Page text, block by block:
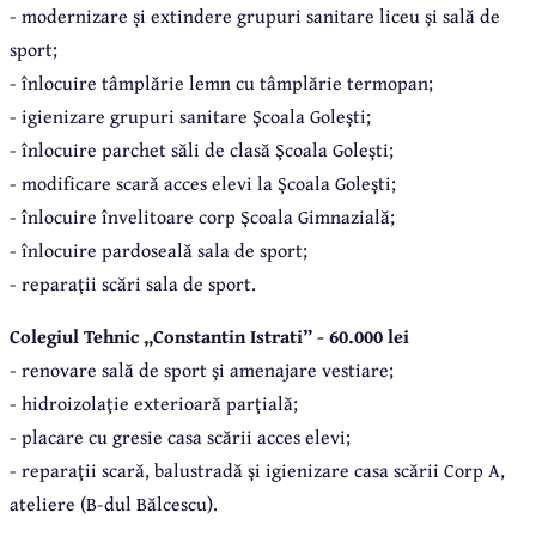
- modernizare și extindere grupuri sanitare liceu şi sală de
sport;
- înlocuire tâmplărie lemn cu tâmplărie termopan;
- igienizare grupuri sanitare Şcoala Goleşti;
- înlocuire parchet săli de clasă Şcoala Goleşti;
- modificare scară acces elevi la Şcoala Goleşti;
- înlocuire învelitoare corp Şcoala Gimnazială;
- înlocuire pardoseală sala de sport;
- reparaţii scări sala de sport.
Colegiul Tehnic „Constantin Istrati” -60.000 lei
- renovare sală de sport şi amenajare vestiare;
- hidroizolaţie exterioară parţială;
- placare cu gresie casa scării acces elevi;
- reparaţii scară, balustradă şi igienizare casa scării Corp A,
ateliere (B-dul Bălcescu).